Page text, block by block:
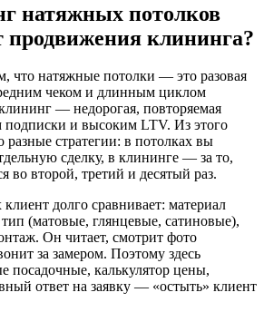
натяжных потолков
продвижения клининга?
что натяжные потолки — это разовая
чеком и длинным циклом
— недорогая, повторяемая
подписки и высоким LTV. Из этого
стратегии: в потолках вы
сделку, в клининге — за то,
во второй, третий и десятый раз.
долго сравнивает: материал
(матовые, глянцевые, сатиновые),
Он читает, смотрит фото
за замером. Поэтому здесь
посадочные, калькулятор цены,
ответ на заявку — «остыть» клиент